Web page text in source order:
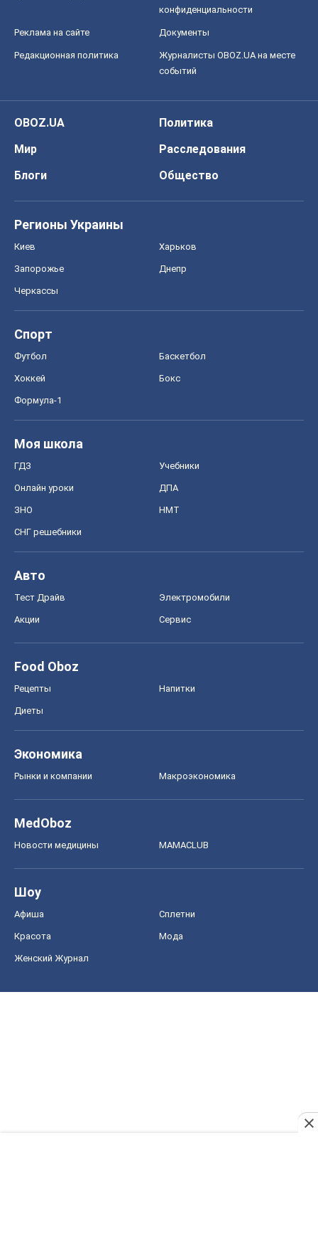
конфиденциальности
Реклама на сайте Документы
Редакционная политика
Журналисты OBOZ.UA на месте
событий
OBOZ.UA
Политика
Мир
Расследования
Блоги
Общество
Регионы Украины
Киев Харьков
Запорожье Днепр
Черкассы
Спорт
Футбол Баскетбол
Хоккей Бокс
Формула-1
Моя школа
ГДЗ Учебники
Онлайн уроки ДПА
ЗНО НМТ
СНГ решебники
Авто
Тест Драйв Электромобили
Акции Сервис
Food Oboz
Рецепты Напитки
Диеты
Экономика
Рынки и компании Mакроэкономика
MedOboz
Новости медицины MAMACLUB
Шоу
Афиша Сплетни
Красота Мода
Женский Журнал